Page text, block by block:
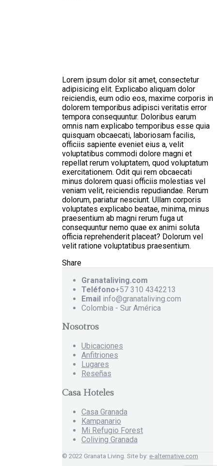
Lorem ipsum dolor sit amet, consectetur
adipisicing elit. Explicabo aliquam dolor
reiciendis, eum odio eos, maxime corporis in
dolorem temporibus adipisci veritatis error
tempora consequuntur. Doloribus earum
omnis nam explicabo temporibus esse quia
quisquam obcaecati, laboriosam facilis,
officiis sapiente eveniet eius a, velit
voluptatibus commodi dolore magni et
repellat rerum voluptatem, quod voluptatum
exercitationem. Odit qui rem obcaecati
minus dolorem quasi officiis molestias vel
veniam velit, reiciendis repudiandae. Rerum
dolorum, pariatur nesciunt. Ullam corporis
voluptates explicabo beatae, minima, minus
praesentium ab magni rerum fuga ut
consequuntur nemo quae ex animi soluta
officia reprehenderit placeat? Dolorum vel
velit ratione voluptatibus praesentium.
Share
Granataliving.com
Teléfono+57 310 4342213
Email info@granataliving.com
Colombia - Sur América
Nosotros
Ubicaciones
Anfitriones
Lugares
Reseñas
Casa Hoteles
Casa Granada
Kampanario
Mi Refugio Forest
Coliving Granada
© 2022 Granata Living. Site by: e-alternative.com